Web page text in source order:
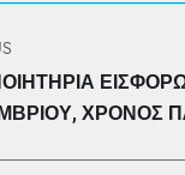
ΧΡΌΝΟΣ